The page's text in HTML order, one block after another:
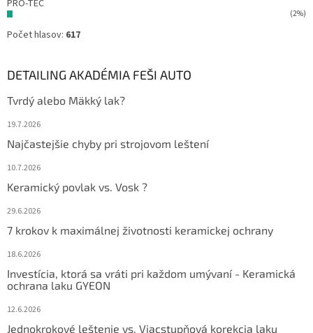
PRO-TEC
(2%)
Počet hlasov: 617
DETAILING AKADÉMIA FEŠI AUTO
Tvrdý alebo Mäkký lak?
19.7.2026
Najčastejšie chyby pri strojovom leštení
10.7.2026
Keramický povlak vs. Vosk ?
29.6.2026
7 krokov k maximálnej životnosti keramickej ochrany
18.6.2026
Investícia, ktorá sa vráti pri každom umývaní - Keramická
ochrana laku GYEON
12.6.2026
Jednokrokové leštenie vs. Viacstupňová korekcia laku